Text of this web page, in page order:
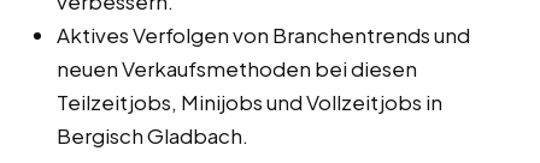
Aktives Verfolgen von Branchentrends und
neuen Verkaufsmethoden bei diesen
Teilzeitjobs, Minijobs und Vollzeitjobs in
Bergisch Gladbach.